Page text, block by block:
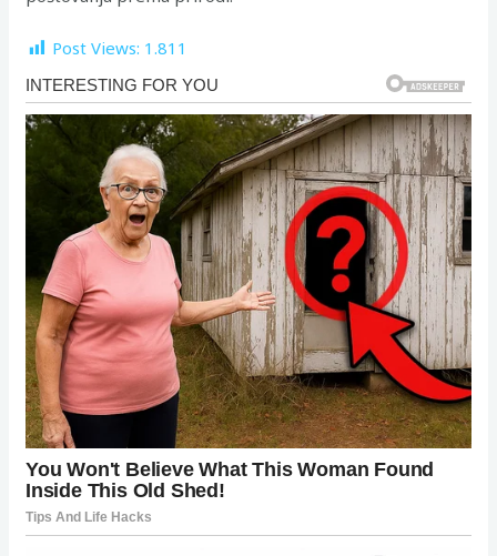
Post Views: 1.811